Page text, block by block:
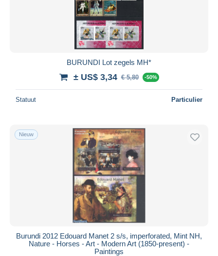
BURUNDI Lot zegels MH*
± US$ 3,34 € 5,80 -50%
Statuut Particulier
Nieuw
Burundi 2012 Edouard Manet 2 s/s, imperforated, Mint NH,
Nature - Horses - Art - Modern Art (1850-present) -
Paintings